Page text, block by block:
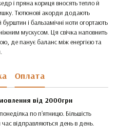
і пряна кориця вносять тепло й
Тютюнові акорди додають
і бальзамічні ноти огортають
мускусом. Ця свічка наповнить
де панує баланс між енергією та
Оплата
від 2000грн
по п'ятницю. Більшість
відправляються день в день.